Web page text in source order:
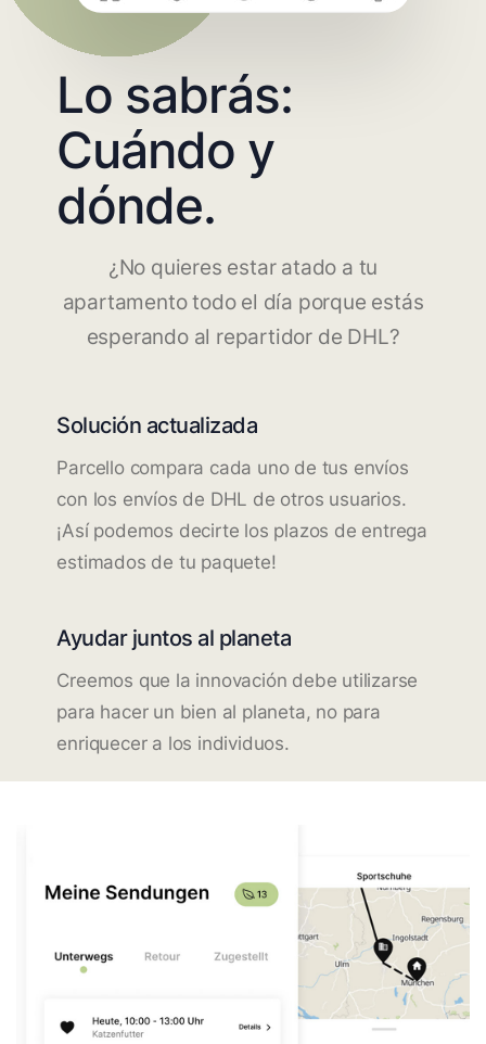
Lo sabrás:
Cuándo y
dónde.
¿No quieres estar atado a tu
apartamento todo el día porque estás
esperando al repartidor de DHL?
Solución actualizada
Parcello compara cada uno de tus envíos
con los envíos de DHL de otros usuarios.
¡Así podemos decirte los plazos de entrega
estimados de tu paquete!
Ayudar juntos al planeta
Creemos que la innovación debe utilizarse
para hacer un bien al planeta, no para
enriquecer a los individuos.